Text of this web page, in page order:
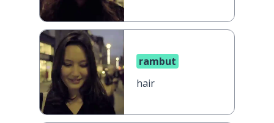
rambut
hair